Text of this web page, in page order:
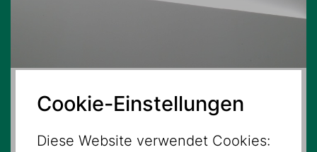
16.08.2026 – 15:00 Uhr
Cookie-Einstellungen
Diese Website verwendet Cookies: